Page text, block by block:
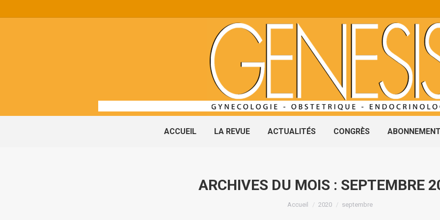
ACCUEIL LA REVUE ACTUALITÉS CONGRÈS ABONNEMENT
ARCHIVES DU MOIS : SEPTEMBRE
Vous êtes ici :
Accueil 2020 septembre